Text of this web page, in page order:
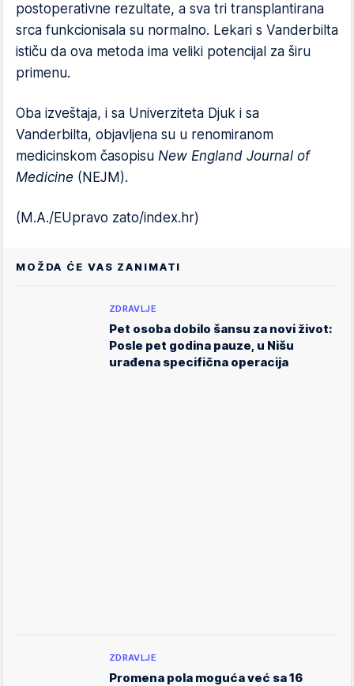
postoperativne rezultate, a sva tri transplantirana
srca funkcionisala su normalno. Lekari s Vanderbilta
ističu da ova metoda ima veliki potencijal za širu
primenu.
Oba izveštaja, i sa Univerziteta Djuk i sa
Vanderbilta, objavljena su u renomiranom
medicinskom časopisu New England Journal of
Medicine (NEJM).
(M.A./EUpravo zato/index.hr)
MOŽDA ĆE VAS ZANIMATI
ZDRAVLJE
Pet osoba dobilo šansu za novi život:
Posle pet godina pauze, u Nišu
urađena specifična operacija
ZDRAVLJE
Promena pola moguća već sa 16